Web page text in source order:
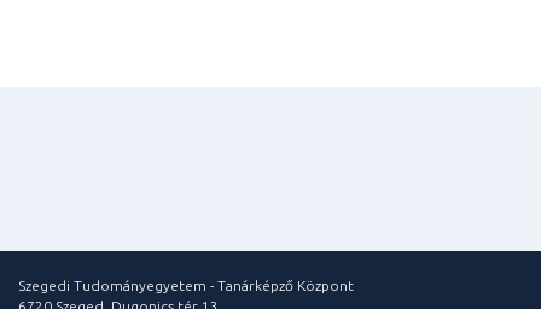
Szegedi Tudományegyetem - Tanárképző Központ